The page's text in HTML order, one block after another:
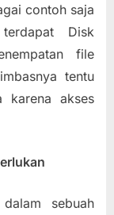
contoh saja
Disk
file
tentu
karena akses
sebuah